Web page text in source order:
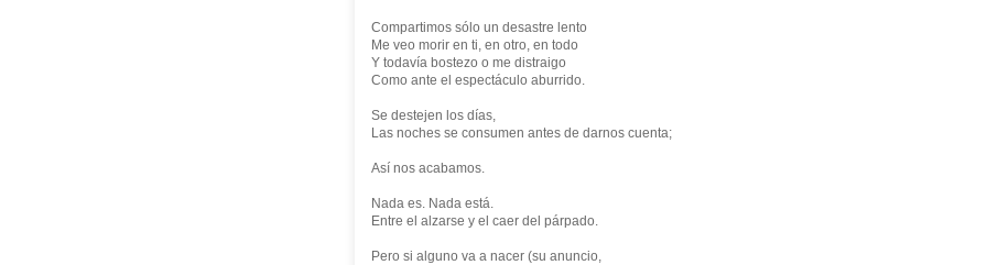
Compartimos sólo un desastre lento
Me veo morir en ti, en otro, en todo
Y todavía bostezo o me distraigo
Como ante el espectáculo aburrido.
Se destejen los días,
Las noches se consumen antes de darnos cuenta;
Así nos acabamos.
Nada es. Nada está.
Entre el alzarse y el caer del párpado.
Pero si alguno va a nacer (su anuncio,